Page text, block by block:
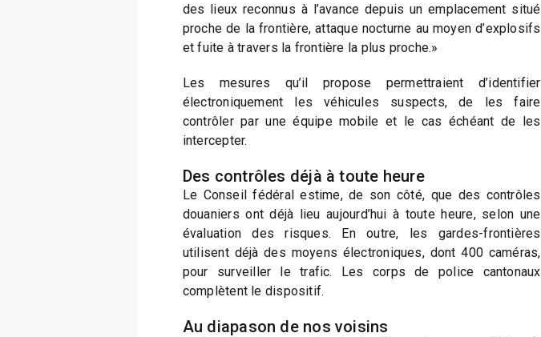
des lieux reconnus à l’avance depuis un emplacement situé
proche de la frontière, attaque nocturne au moyen d’explosifs
et fuite à travers la frontière la plus proche.»
Les mesures qu’il propose permettraient d’identifier
électroniquement les véhicules suspects, de les faire
contrôler par une équipe mobile et le cas échéant de les
intercepter.
Des contrôles déjà à toute heure
Le Conseil fédéral estime, de son côté, que des contrôles
douaniers ont déjà lieu aujourd’hui à toute heure, selon une
évaluation des risques. En outre, les gardes-frontières
utilisent déjà des moyens électroniques, dont 400 caméras,
pour surveiller le trafic. Les corps de police cantonaux
complètent le dispositif.
Au diapason de nos voisins